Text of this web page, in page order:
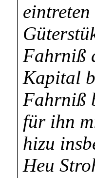
Fahrniß
Kapital
Fahrniß
für ihn
hizu
Heu